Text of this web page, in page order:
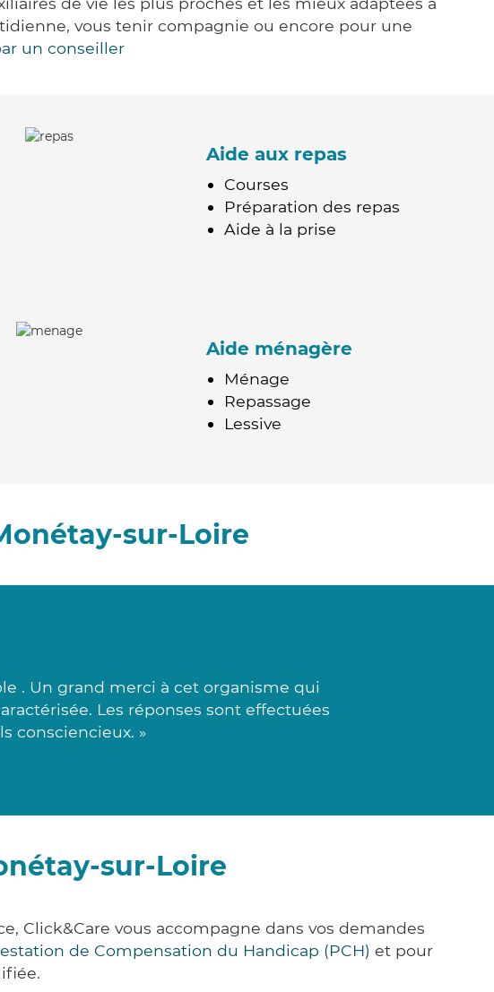
vous tenir compagnie ou encore pour une
un conseiller
Aide aux repas
Courses
Préparation des repas
Aide à la prise
Aide ménagère
Ménage
Repassage
Lessive
sur-Loire
. Un grand merci à cet organisme qui
Les réponses sont effectuées
consciencieux. »
sur-Loire
Click&Care vous accompagne dans vos demandes
de Compensation du Handicap (PCH) et pour